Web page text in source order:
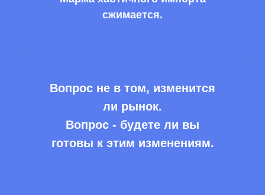
сжимается.
Вопрос не в том, изменится
ли рынок.
Вопрос - будете ли вы
готовы к этим изменениям.